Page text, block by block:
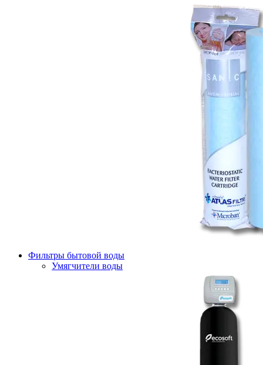
Фильтры бытовой воды
Умягчители воды